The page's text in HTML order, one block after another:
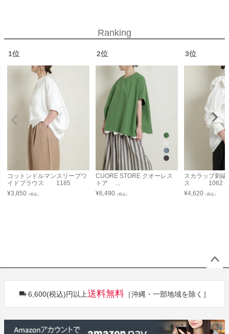
Ranking
1位
コットンドルマンスリーブワ
イドブラウス 1185
¥3,850 （税込）
2位
CUORE STORE クオーレス
トア ...
¥6,490 （税込）
3位
スカラップ刺
ス 1062
¥4,620 （税込）
へ
6,600(税込)円以上送料無料 ［沖縄・一部地域を除く］